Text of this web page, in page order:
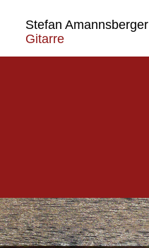
Stefan Amannsberger
Gitarre